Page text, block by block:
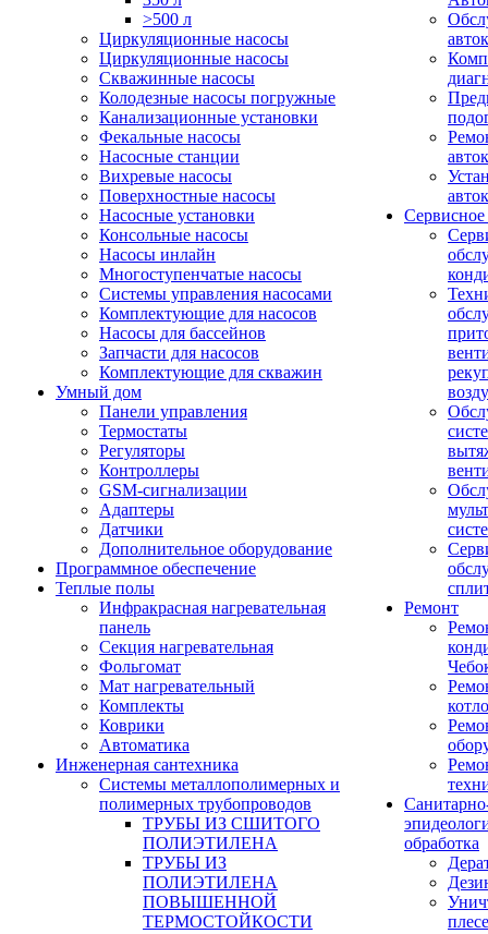
>500 л
Циркуляционные насосы
Циркуляционные насосы
Скважинные насосы
Колодезные насосы погружные
Канализационные установки
Фекальные насосы
Насосные станции
Вихревые насосы
Поверхностные насосы
Насосные установки
Консольные насосы
Насосы инлайн
Многоступенчатые насосы
Системы управления насосами
Комплектующие для насосов
Насосы для бассейнов
Запчасти для насосов
Комплектующие для скважин
Умный дом
Панели управления
Термостаты
Регуляторы
Контроллеры
GSM-сигнализации
Адаптеры
Датчики
Дополнительное оборудование
Программное обеспечение
Теплые полы
Инфракрасная нагревательная
панель
Секция нагревательная
Фольгомат
Мат нагревательный
Комплекты
Коврики
Автоматика
Инженерная сантехника
Системы металлополимерных и
полимерных трубопроводов
ТРУБЫ ИЗ СШИТОГО
ПОЛИЭТИЛЕНА
ТРУБЫ ИЗ
ПОЛИЭТИЛЕНА
ПОВЫШЕННОЙ
ТЕРМОСТОЙКОСТИ
Ремонт
обработка